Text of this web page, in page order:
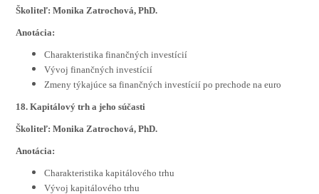
Školiteľ: Monika Zatrochová, PhD.
Anotácia:
Charakteristika finančných investícií
Vývoj finančných investícií
Zmeny týkajúce sa finančných investícií po prechode na euro
18. Kapitálový trh a jeho súčasti
Školiteľ: Monika Zatrochová, PhD.
Anotácia:
Charakteristika kapitálového trhu
Vývoj kapitálového trhu